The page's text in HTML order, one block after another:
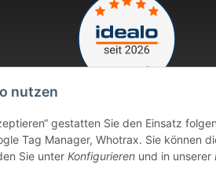
nutzen
gestatten Sie den Einsatz
Tag Manager, Whotrax. Sie können
Sie unter Konfigurieren und in unserer